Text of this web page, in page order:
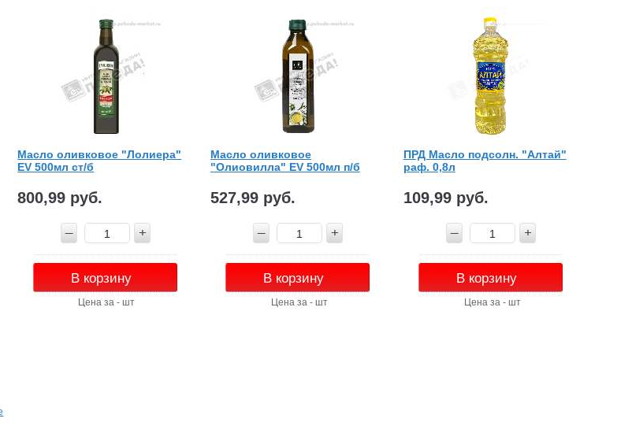
Масло оливковое "Лолиера"
EV 500мл ст/б
800,99 руб.
В корзину
Цена за - шт
Масло оливковое
"Олиовилла" EV 500мл п/б
527,99 руб.
В корзину
Цена за - шт
ПРД Масло подсолн. "Алтай"
раф. 0,8л
109,99 руб.
В корзину
Цена за - шт